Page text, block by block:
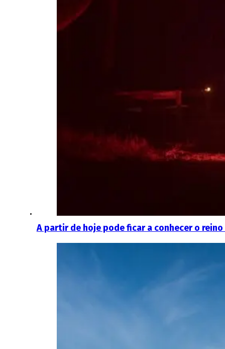
A partir de hoje pode ficar a conhecer o